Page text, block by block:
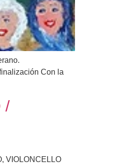
Con la
/
VIOLONCELLO